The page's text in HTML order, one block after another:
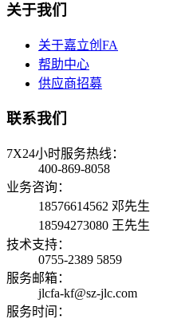
关于我们
关于嘉立创FA
帮助中心
供应商招募
联系我们
7X24小时服务热线：
400-869-8058
业务咨询：
18576614562 邓先生
18594273080 王先生
技术支持：
0755-2389 5859
服务邮箱：
jlcfa-kf@sz-jlc.com
服务时间：